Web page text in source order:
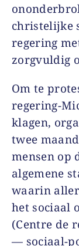
christelijke
regering
zorgvuldig
Om te
regering-
klagen,
twee
mensen op
algemene
waarin
het sociaal
(Centre de
— sociaal-